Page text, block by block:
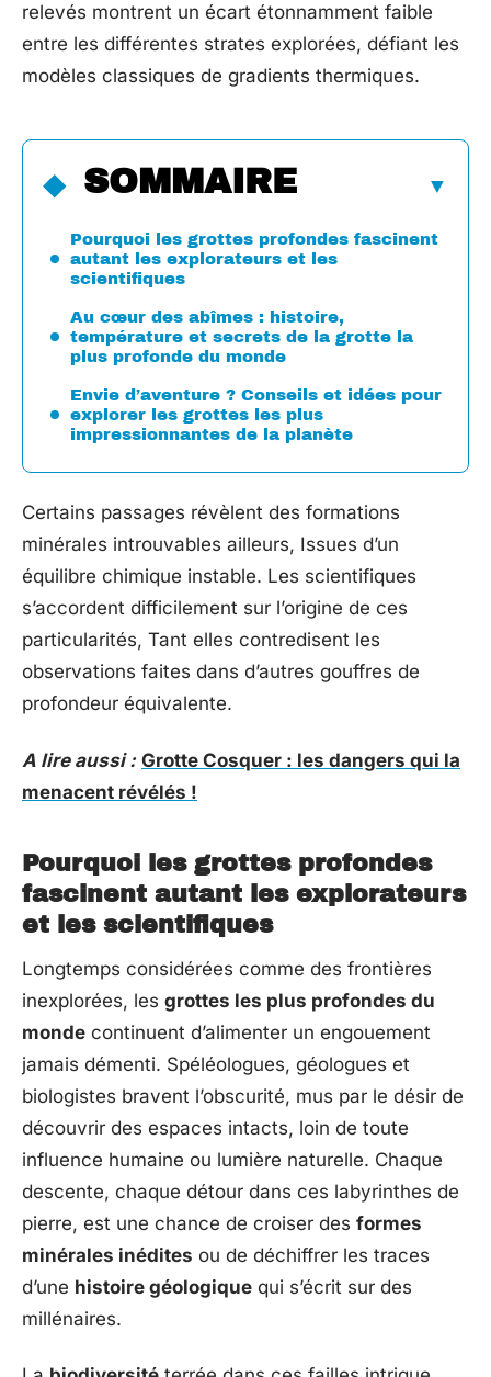
relevés montrent un écart étonnamment faible
entre les différentes strates explorées, défiant les
modèles classiques de gradients thermiques.
SOMMAIRE
Pourquoi les grottes profondes fascinent
autant les explorateurs et les
scientifiques
Au cœur des abîmes : histoire,
température et secrets de la grotte la
plus profonde du monde
Envie d’aventure ? Conseils et idées pour
explorer les grottes les plus
impressionnantes de la planète
Certains passages révèlent des formations
minérales introuvables ailleurs, Issues d’un
équilibre chimique instable. Les scientifiques
s’accordent difficilement sur l’origine de ces
particularités, Tant elles contredisent les
observations faites dans d’autres gouffres de
profondeur équivalente.
A lire aussi : Grotte Cosquer : les dangers qui la
menacent révélés !
Pourquoi les grottes profondes
fascinent autant les explorateurs
et les scientifiques
Longtemps considérées comme des frontières
inexplorées, les grottes les plus profondes du
monde continuent d’alimenter un engouement
jamais démenti. Spéléologues, géologues et
biologistes bravent l’obscurité, mus par le désir de
découvrir des espaces intacts, loin de toute
influence humaine ou lumière naturelle. Chaque
descente, chaque détour dans ces labyrinthes de
pierre, est une chance de croiser des formes
minérales inédites ou de déchiffrer les traces
d’une histoire géologique qui s’écrit sur des
millénaires.